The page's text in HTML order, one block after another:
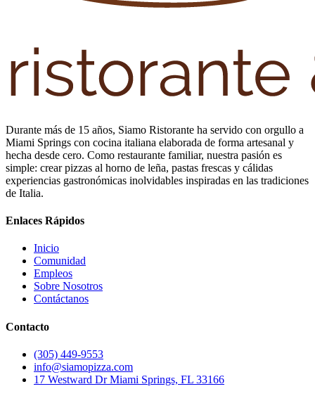
Durante más de 15 años, Siamo Ristorante ha servido con orgullo a
Miami Springs con cocina italiana elaborada de forma artesanal y
hecha desde cero. Como restaurante familiar, nuestra pasión es
simple: crear pizzas al horno de leña, pastas frescas y cálidas
experiencias gastronómicas inolvidables inspiradas en las tradiciones
de Italia.
Enlaces Rápidos
Inicio
Comunidad
Empleos
Sobre Nosotros
Contáctanos
Contacto
(305) 449-9553
info@siamopizza.com
17 Westward Dr Miami Springs, FL 33166